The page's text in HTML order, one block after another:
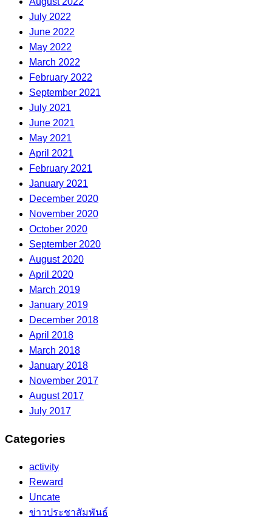
July 2022
June 2022
May 2022
March 2022
February 2022
September 2021
July 2021
June 2021
May 2021
April 2021
February 2021
January 2021
December 2020
November 2020
October 2020
September 2020
August 2020
April 2020
March 2019
January 2019
December 2018
April 2018
March 2018
January 2018
November 2017
August 2017
July 2017
Categories
activity
Reward
Uncate
ข่าวประชาสัมพันธ์